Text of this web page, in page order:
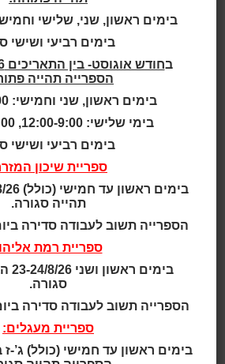
מערכות
ולנפגעי
האיבה
תשפ"ה 2025
להלן שעות הפעילות של הכותרים
לחללי מערכות ישראל ולנפגעי פעולות
העצמאות תשפ"ה 2025:
בימים ראשון, שני, שלישי וחמישי: 18:45-
בימים רביעי ושישי
ב
הספרייה תהייה
בימים ראשון, שני וחמישי: 18:45-14:00
בימי שלישי: 12:00-9:00, 18:45-14:00
בימים רביעי ושישי
ספריית שיכון
תהייה סגורה.
הספרייה תשוב לעבודה סדירה ביום
ספריית רמת
סגורה.
הספרייה תשוב לעבודה סדירה ביום
ספריית מעגלים: